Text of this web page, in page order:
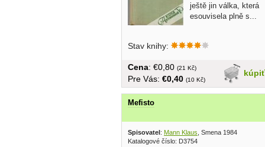
ještě jin válka, která
esouvisela plně s...
Stav knihy:
kúpiť
Cena: €0,80 (21 Kč)
Pre Vás: €0,40 (10 Kč)
Mefisto
Spisovatel : Mann Klaus , Smena 1984
Katalogové číslo: D3754